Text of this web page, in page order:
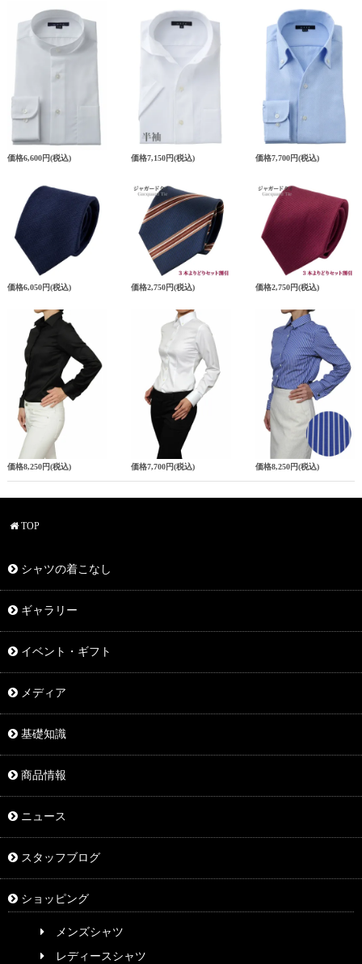
価格6,600円(税込) 価格7,150円(税込) 価格7,700円(税込)
価格6,050円(税込) 価格2,750円(税込) 価格2,750円(税込)
価格8,250円(税込) 価格7,700円(税込) 価格8,250円(税込)
TOP
シャツの着こなし
ギャラリー
イベント・ギフト
メディア
基礎知識
商品情報
ニュース
スタッフブログ
ショッピング
メンズシャツ
レディースシャツ